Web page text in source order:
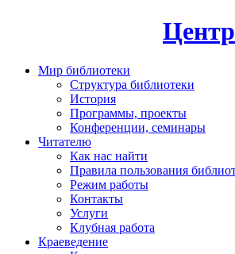
Мир библиотеки
Структура библиотеки
История
Программы, проекты
Конференции, семинары
Читателю
Как нас найти
Правила пользования
Режим работы
Контакты
Услуги
Клубная работа
Краеведение